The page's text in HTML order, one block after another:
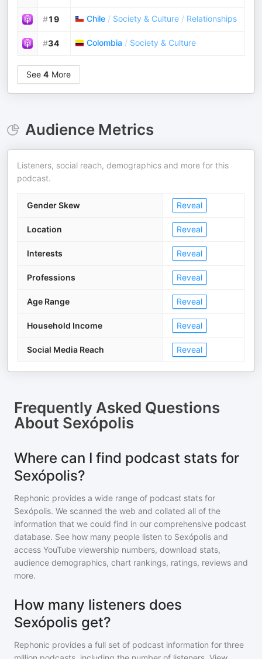
#19 Chile / Society & Culture / Relationships
#34 Colombia / Society & Culture
See 4 More
Audience Metrics
Listeners, social reach, demographics and more for this
podcast.
Gender Skew Reveal
Location Reveal
Interests Reveal
Professions Reveal
Age Range Reveal
Household Income Reveal
Social Media Reach Reveal
Frequently Asked Questions
About Sexópolis
Where can I find podcast stats for
Sexópolis?
Rephonic provides a wide range of podcast stats for
Sexópolis. We scanned the web and collated all of the
information that we could find in our comprehensive podcast
database. See how many people listen to Sexópolis and
access YouTube viewership numbers, download stats,
audience demographics, chart rankings, ratings, reviews and
more.
How many listeners does
Sexópolis get?
Rephonic provides a full set of podcast information for three